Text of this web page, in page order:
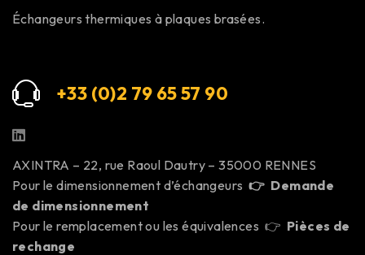
Échangeurs thermiques à plaques brasées.
+33 (0)2 79 65 57 90
AXINTRA – 22, rue Raoul Dautry – 35000 RENNES
Pour le dimensionnement d’échangeurs👉 Demande
de dimensionnement
Pour le remplacement ou les équivalences 👉 Pièces de
rechange